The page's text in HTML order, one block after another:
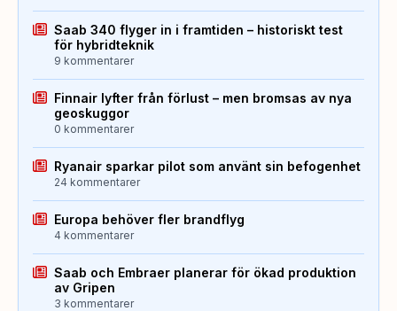
Saab 340 flyger in i framtiden – historiskt test
för hybridteknik
9 kommentarer
Finnair lyfter från förlust – men bromsas av nya
geoskuggor
0 kommentarer
Ryanair sparkar pilot som använt sin befogenhet
24 kommentarer
Europa behöver fler brandflyg
4 kommentarer
Saab och Embraer planerar för ökad produktion
av Gripen
3 kommentarer